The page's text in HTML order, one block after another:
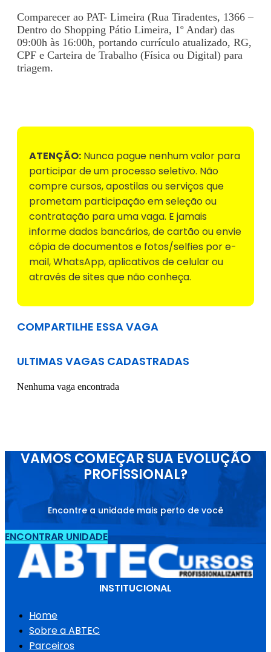
Comparecer ao PAT- Limeira (Rua Tiradentes, 1366 –
Dentro do Shopping Pátio Limeira, 1º Andar) das
09:00h às 16:00h, portando currículo atualizado, RG,
CPF e Carteira de Trabalho (Física ou Digital) para
triagem.
ATENÇÃO: Nunca pague nenhum valor para
participar de um processo seletivo. Não
compre cursos, apostilas ou serviços que
prometam participação em seleção ou
contratação para uma vaga. E jamais
informe dados bancários, de cartão ou envie
cópia de documentos e fotos/selfies por e-
mail, WhatsApp, aplicativos de celular ou
através de sites que não conheça.
COMPARTILHE ESSA VAGA
ULTIMAS VAGAS CADASTRADAS
Nenhuma vaga encontrada
VAMOS COMEÇAR SUA EVOLUÇÃO
PROFISSIONAL?
Encontre a unidade mais perto de você
ENCONTRAR UNIDADE
INSTITUCIONAL
Home
Sobre a ABTEC
Parceiros